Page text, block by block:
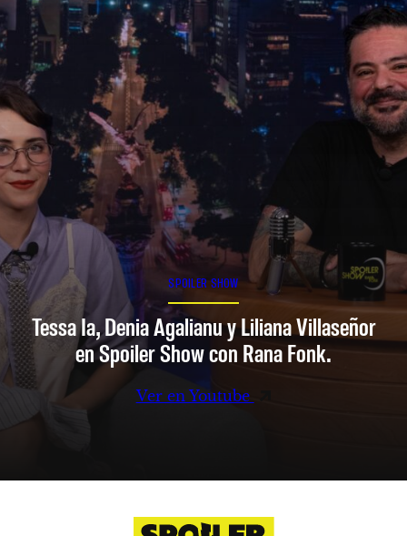
SPOILER SHOW
Tessa Ia, Denia Agalianu y Liliana Villaseñor
en Spoiler Show con Rana Fonk.
Ver en Youtube